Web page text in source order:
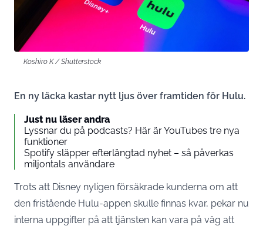
Koshiro K / Shutterstock
En ny läcka kastar nytt ljus över framtiden för Hulu.
Just nu läser andra
Lyssnar du på podcasts? Här är YouTubes tre nya
funktioner
Spotify släpper efterlängtad nyhet – så påverkas
miljontals användare
Trots att Disney nyligen försäkrade kunderna om att
den fristående Hulu-appen skulle finnas kvar, pekar nu
interna uppgifter på att tjänsten kan vara på väg att